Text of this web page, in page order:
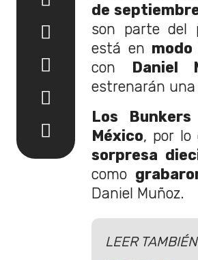
de
son parte del
está en
con Daniel
estrenarán una
Los Bunkers
México, por lo
sorpresa
como
Daniel Muñoz.
LEER TAMBIÉN